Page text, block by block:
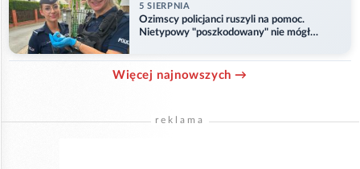
5 SIERPNIA
Ozimscy policjanci ruszyli na pomoc.
Nietypowy "poszkodowany" nie mógł
Więcej najnowszych →
reklama